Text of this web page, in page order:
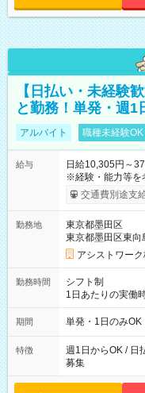
【日払い・未経験
と勤務！単発・週1
アルバイト 職種未経験OK
給与
日給10,305円～
※経験・能力等を考
間】試用期間なし
交通費別途支
勤務地
東京都墨田区
東京都墨田区東向
アシストワー
勤務時間
シフト制
1日あたりの実働
勤務 勤務：月・水・金
可能です！ ※1日あたりの最大実働時間は日勤、夜勤共に勤務し
期間 単発・1日のみOK
特徴
週1日からOK / 日
募集